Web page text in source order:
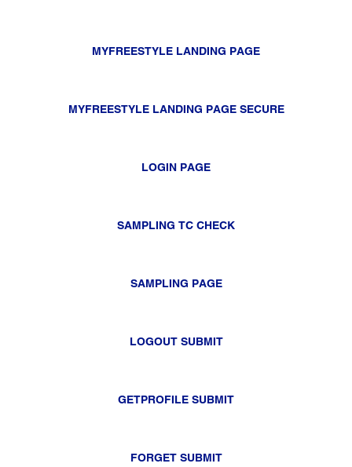
MYFREESTYLE LANDING PAGE
MYFREESTYLE LANDING PAGE SECURE
LOGIN PAGE
SAMPLING TC CHECK
SAMPLING PAGE
LOGOUT SUBMIT
GETPROFILE SUBMIT
FORGET SUBMIT